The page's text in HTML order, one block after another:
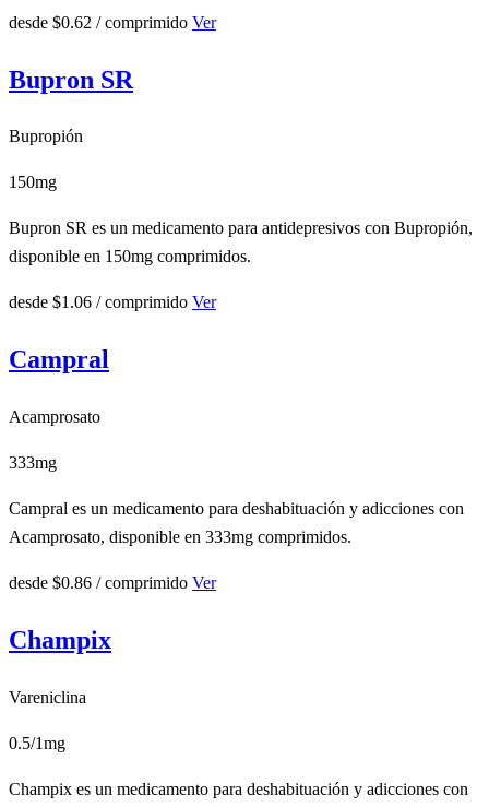
desde $0.62 / comprimido Ver
Bupron SR
Bupropión
150mg
Bupron SR es un medicamento para antidepresivos con Bupropión,
disponible en 150mg comprimidos.
desde $1.06 / comprimido Ver
Campral
Acamprosato
333mg
Campral es un medicamento para deshabituación y adicciones con
Acamprosato, disponible en 333mg comprimidos.
desde $0.86 / comprimido Ver
Champix
Vareniclina
0.5/1mg
Champix es un medicamento para deshabituación y adicciones con